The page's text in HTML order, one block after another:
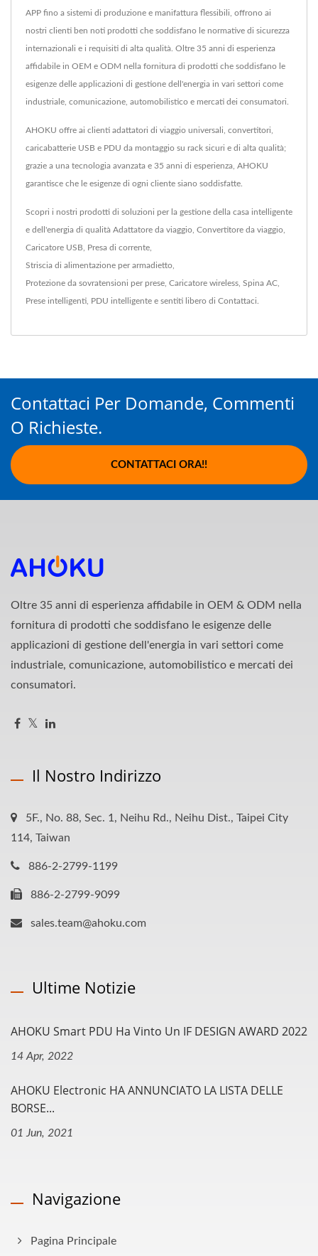
APP fino a sistemi di produzione e manifattura flessibili, offrono ai
nostri clienti ben noti prodotti che soddisfano le normative di sicurezza
internazionali e i requisiti di alta qualità. Oltre 35 anni di esperienza
affidabile in OEM e ODM nella fornitura di prodotti che soddisfano le
esigenze delle applicazioni di gestione dell'energia in vari settori come
industriale, comunicazione, automobilistico e mercati dei consumatori.
AHOKU offre ai clienti adattatori di viaggio universali, convertitori,
caricabatterie USB e PDU da montaggio su rack sicuri e di alta qualità;
grazie a una tecnologia avanzata e 35 anni di esperienza, AHOKU
garantisce che le esigenze di ogni cliente siano soddisfatte.
Scopri i nostri prodotti di soluzioni per la gestione della casa intelligente
e dell'energia di qualità Adattatore da viaggio Convertitore da viaggio
Caricatore USB Presa di corrente
Striscia di alimentazione per armadietto
Protezione da sovratensioni per prese Caricatore wireless Spina AC
Prese intelligenti PDU intelligente e sentiti libero di Contattaci
Contattaci Per Domande, Commenti
O Richieste.
CONTATTACI ORA!!
Oltre 35 anni di esperienza affidabile in OEM & ODM nella
fornitura di prodotti che soddisfano le esigenze delle
applicazioni di gestione dell'energia in vari settori come
industriale, comunicazione, automobilistico e mercati dei
consumatori.
Il Nostro Indirizzo
5F., No. 88, Sec. 1, Neihu Rd., Neihu Dist., Taipei City
114, Taiwan
886-2-2799-1199
886-2-2799-9099
sales.team@ahoku.com
Ultime Notizie
AHOKU Smart PDU Ha Vinto Un IF DESIGN AWARD 2022
14 Apr, 2022
AHOKU Electronic HA ANNUNCIATO LA LISTA DELLE
BORSE...
01 Jun, 2021
Navigazione
Pagina Principale